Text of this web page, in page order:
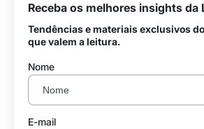
Receba os melhores insights da
Tendências e materiais exclusivos
que valem a leitura.
Nome
E-mail